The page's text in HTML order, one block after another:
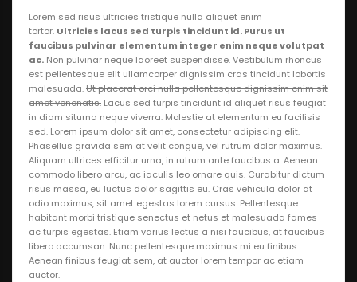
Lorem sed risus ultricies tristique nulla aliquet enim
tortor. Ultricies lacus sed turpis tincidunt id. Purus ut
faucibus pulvinar elementum integer enim neque volutpat
ac.Non pulvinar neque laoreet suspendisse. Vestibulum rhoncus
est pellentesque elit ullamcorper dignissim cras tincidunt lobortis
malesuada.Ut placerat orci nulla pellentesque dignissim enim sit
amet venenatis.Lacus sed turpis tincidunt id aliquet risus feugiat
in diam siturna neque viverra. Molestie at elementum eu facilisis
sed. Lorem ipsum dolor sit amet, consectetur adipiscing elit.
Phasellus gravida sem at velit congue, vel rutrum dolor maximus.
Aliquam ultrices efficitur urna, in rutrum ante faucibus a. Aenean
commodo libero arcu, ac iaculis leo ornare quis. Curabitur dictum
risus massa, eu luctus dolor sagittis eu. Cras vehicula dolor at
odio maximus, sit amet egestas lorem cursus. Pellentesque
habitant morbi tristique senectus et netus et malesuada fames
ac turpis egestas. Etiam varius lectus a nisi faucibus, at faucibus
libero accumsan. Nunc pellentesque maximus mi eu finibus.
Aenean finibus feugiat sem, at auctor lorem tempor ac etiam
auctor.